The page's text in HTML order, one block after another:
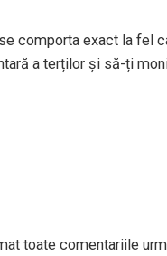
comporta exact la fel
a terților și să-ți
toate comentariile